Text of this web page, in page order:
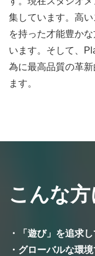
集しています。高
を持った才能豊か
います。そして、
為に最高品質の革
ます。
こんな方
・「遊び」を追求
・グローバルな環